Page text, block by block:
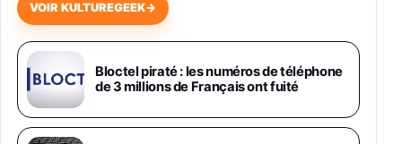
Samsung Galaxy Miracle Ultra, Smartphone
Android 5G avec Galaxy AI, 512 Go,
Chargeur Secteur Rapide 25W Inclus,
Smartphone déverrouillé, Noir, Version FR
1019€
VOIR KULTUREGEEK→
Bloctel piraté : les numéros de téléphone
de 3 millions de Français ont fuité